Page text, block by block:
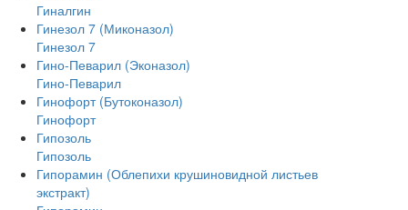
Гиналгин
Гинезол 7 (Миконазол)
Гинезол 7
Гино-Певарил (Эконазол)
Гино-Певарил
Гинофорт (Бутоконазол)
Гинофорт
Гипозоль
Гипозоль
Гипорамин (Облепихи крушиновидной листьев
экстракт)